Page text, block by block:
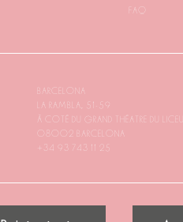
FAQ
BARCELONA
LA RAMBLA, 51-59
À CÔTÉ DU GRAND THÉÂTRE DU LICEU
08002 BARCELONA
+34 93 743 11 25